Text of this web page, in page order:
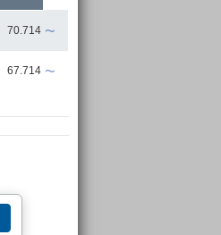
70.714 ~
67.714 ~